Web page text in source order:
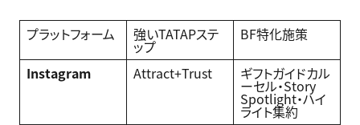
プラットフォーム 強いTATAPステ
ップ
BF特化施策
Instagram Attract+Trust ギフトガイドカル
ーセル・Story
Spotlight・ハイ
ライト集約